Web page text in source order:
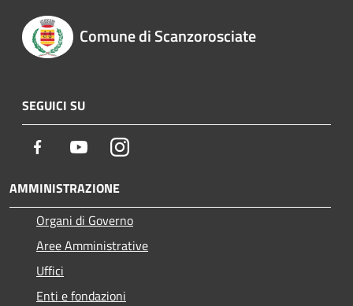
Comune di Scanzorosciate
SEGUICI SU
Facebook YoutubeInstagram
AMMINISTRAZIONE
Organi di Governo
Aree Amministrative
Uffici
Enti e fondazioni